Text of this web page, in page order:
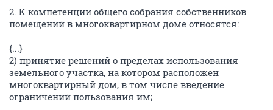
2. К компетенции общего собрания собственников
помещений в многоквартирном доме относятся:
{...}
2) принятие решений о пределах использования
земельного участка, на котором расположен
многоквартирный дом, в том числе введение
ограничений пользования им;